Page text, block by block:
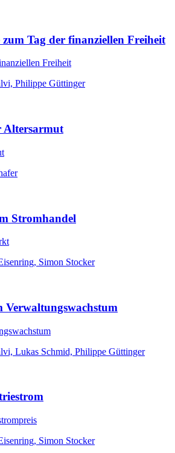
Tag der finanziellen Freiheit
Freiheit
Philippe Güttinger
Altersarmut
Stromhandel
Simon Stocker
Verwaltungswachstum
Lukas Schmid, Philippe Güttinger
Simon Stocker